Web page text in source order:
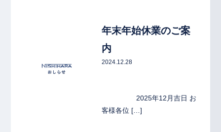
年末年始休業のご案
内
2024.12.28
2025年12月吉日 お
客様各位 […]